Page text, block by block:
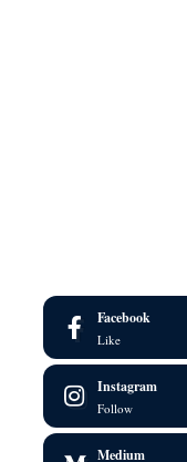
Facebook
Like
Instagram
Follow
Medium